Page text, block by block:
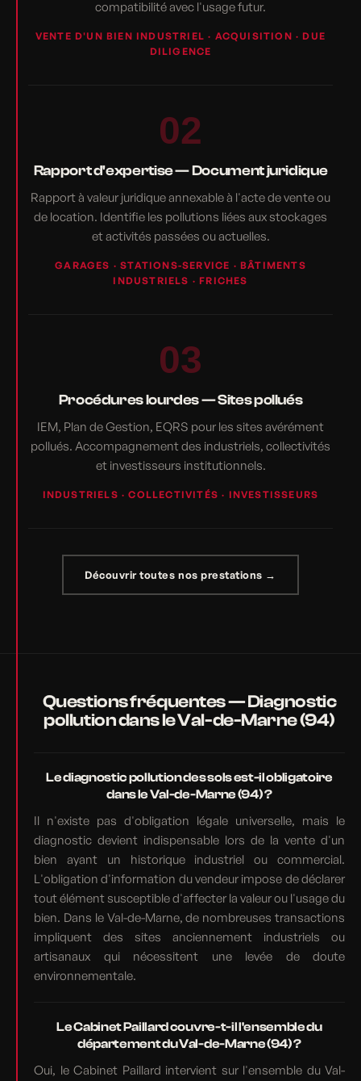
compatibilité avec l'usage futur.
VENTE D'UN BIEN INDUSTRIEL · ACQUISITION · DUE
DILIGENCE
02
Rapport d'expertise — Document juridique
Rapport à valeur juridique annexable à l'acte de vente ou
de location. Identifie les pollutions liées aux stockages
et activités passées ou actuelles.
GARAGES · STATIONS-SERVICE · BÂTIMENTS
INDUSTRIELS · FRICHES
03
Procédures lourdes — Sites pollués
IEM, Plan de Gestion, EQRS pour les sites avérément
pollués. Accompagnement des industriels, collectivités
et investisseurs institutionnels.
INDUSTRIELS · COLLECTIVITÉS · INVESTISSEURS
Découvrir toutes nos prestations →
Questions fréquentes — Diagnostic
pollution dans le Val-de-Marne (94)
Le diagnostic pollution des sols est-il obligatoire
dans le Val-de-Marne (94) ?
Il n'existe pas d'obligation légale universelle, mais le
diagnostic devient indispensable lors de la vente d'un
bien ayant un historique industriel ou commercial.
L'obligation d'information du vendeur impose de déclarer
tout élément susceptible d'affecter la valeur ou l'usage du
bien. Dans le Val-de-Marne, de nombreuses transactions
impliquent des sites anciennement industriels ou
artisanaux qui nécessitent une levée de doute
environnementale.
Le Cabinet Paillard couvre-t-il l'ensemble du
département du Val-de-Marne (94) ?
Oui, le Cabinet Paillard intervient sur l'ensemble du Val-